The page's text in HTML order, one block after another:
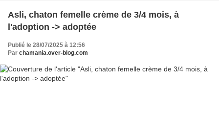
Asli, chaton femelle crème de 3/4 mois, à
l'adoption -> adoptée
Publié le 28/07/2025 à 12:56
Par chamania.over-blog.com